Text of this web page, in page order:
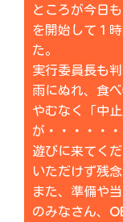
ところが今日
を開始して１
た。
実行委員長も
雨にぬれ、食
やむなく「中
が・・・・・・
遊びに来てく
いただけず残念
また、準備や
のみなさん、